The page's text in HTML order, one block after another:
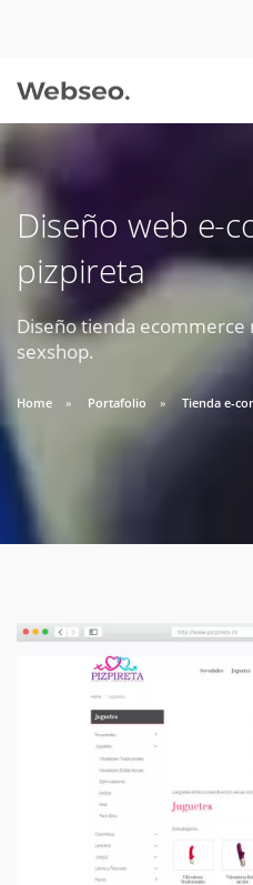
Diseño web e-
pizpireta
Diseño tienda
sexshop.
Home Portafolio Tienda e-
09:30 AM A